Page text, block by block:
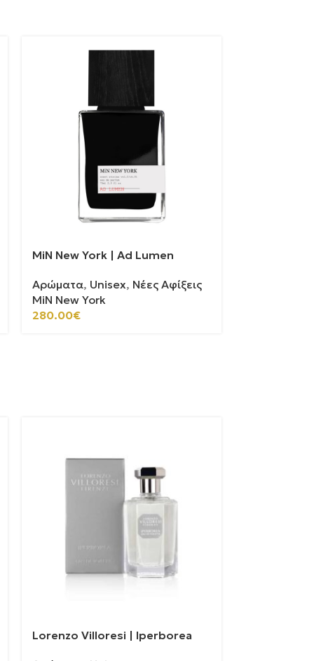
MiN New York | Ad Lumen
Αρώματα, Unisex, Νέες Αφίξεις
MiN New York
280.00€
Lorenzo Villoresi | Iperborea